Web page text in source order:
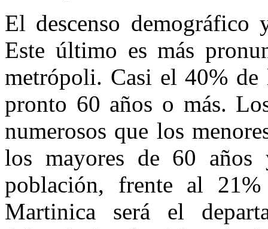
El descenso demográfico
Este último es más
metrópoli. Casi el 40%
pronto 60 años o más.
numerosos que los
los mayores de 60 años
población, frente al
Martinica será el